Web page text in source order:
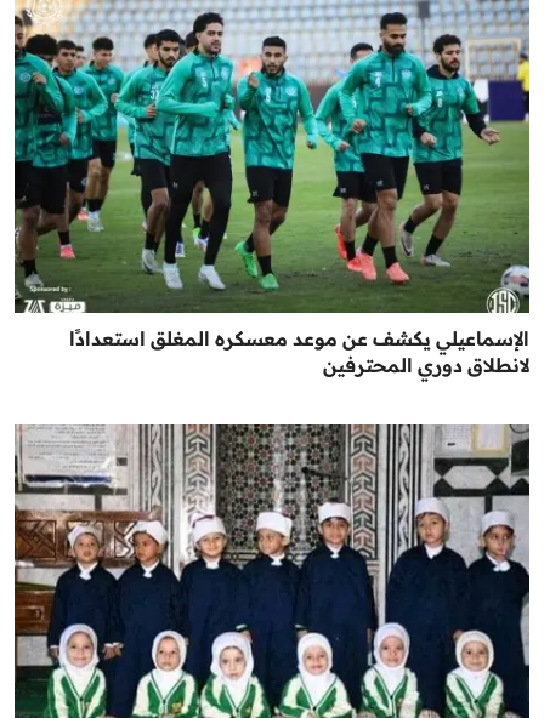
الإسماعيلي يكشف عن موعد معسكره المغلق استعدادًا
لانطلاق دوري المحترفين